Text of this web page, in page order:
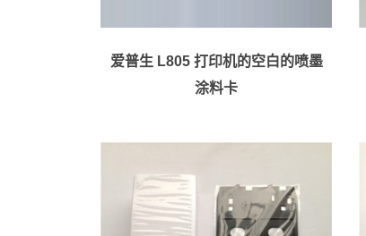
爱普生 L805 打印机的空白的喷墨
涂料卡